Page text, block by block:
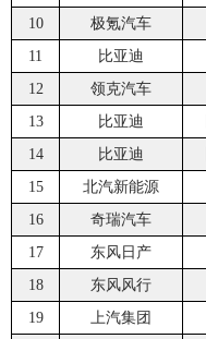
10
极氪汽车
11
比亚迪
12
领克汽车
13
比亚迪
14
比亚迪
15
北汽新能源
16
奇瑞汽车
17
东风日产
18
东风风行
19
上汽集团